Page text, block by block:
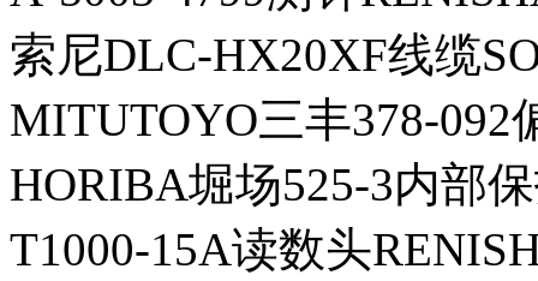
索尼DLC-HX20XF线缆
MITUTOYO三丰378-092
HORIBA堀场525-3内部
T1000-15A读数头